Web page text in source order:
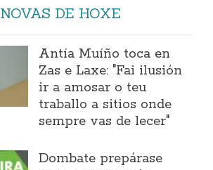
NOVAS DE HOXE
Antía Muíño toca en
Zas e Laxe: "Fai ilusión
ir a amosar o teu
traballo a sitios onde
sempre vas de lecer"
Dombate prepárase